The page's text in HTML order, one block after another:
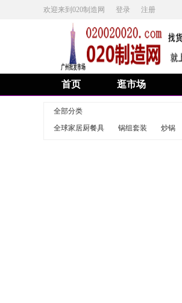
欢迎来到020制造网 登录 注册
首页 逛市场
全部分类
全球家居厨餐具
锅组套装 炒锅